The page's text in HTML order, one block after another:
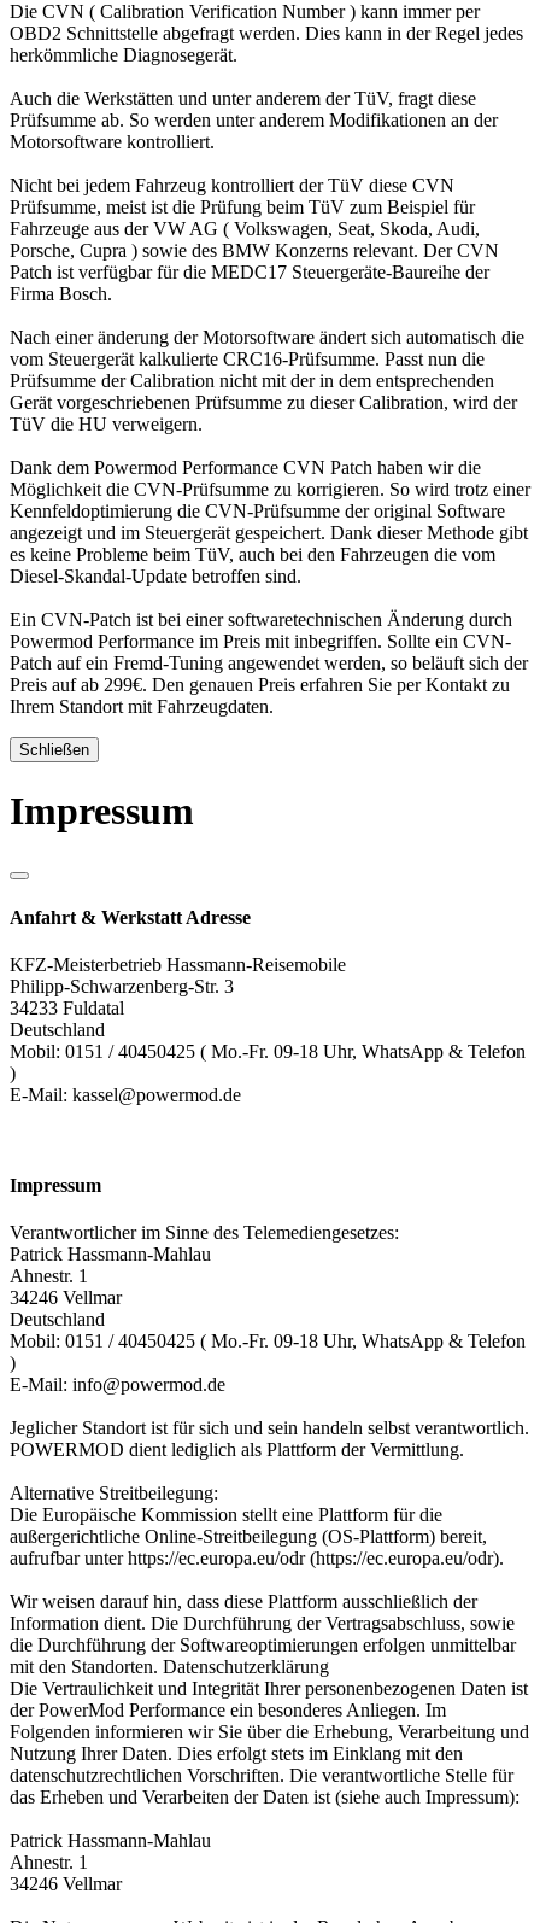
Die CVN ( Calibration Verification Number ) kann immer per
OBD2 Schnittstelle abgefragt werden. Dies kann in der Regel jedes
herkömmliche Diagnosegerät.
Auch die Werkstätten und unter anderem der TüV, fragt diese
Prüfsumme ab. So werden unter anderem Modifikationen an der
Motorsoftware kontrolliert.
Nicht bei jedem Fahrzeug kontrolliert der TüV diese CVN
Prüfsumme, meist ist die Prüfung beim TüV zum Beispiel für
Fahrzeuge aus der VW AG ( Volkswagen, Seat, Skoda, Audi,
Porsche, Cupra ) sowie des BMW Konzerns relevant. Der CVN
Patch ist verfügbar für die MEDC17 Steuergeräte-Baureihe der
Firma Bosch.
Nach einer änderung der Motorsoftware ändert sich automatisch die
vom Steuergerät kalkulierte CRC16-Prüfsumme. Passt nun die
Prüfsumme der Calibration nicht mit der in dem entsprechenden
Gerät vorgeschriebenen Prüfsumme zu dieser Calibration, wird der
TüV die HU verweigern.
Dank dem Powermod Performance CVN Patch haben wir die
Möglichkeit die CVN-Prüfsumme zu korrigieren. So wird trotz einer
Kennfeldoptimierung die CVN-Prüfsumme der original Software
angezeigt und im Steuergerät gespeichert. Dank dieser Methode gibt
es keine Probleme beim TüV, auch bei den Fahrzeugen die vom
Diesel-Skandal-Update betroffen sind.
Ein CVN-Patch ist bei einer softwaretechnischen Änderung durch
Powermod Performance im Preis mit inbegriffen. Sollte ein CVN-
Patch auf ein Fremd-Tuning angewendet werden, so beläuft sich der
Preis auf ab 299€. Den genauen Preis erfahren Sie per Kontakt zu
Ihrem Standort mit Fahrzeugdaten.
Schließen
Impressum
Anfahrt & Werkstatt Adresse
KFZ-Meisterbetrieb Hassmann-Reisemobile
Philipp-Schwarzenberg-Str. 3
34233 Fuldatal
Deutschland
Mobil: 0151 / 40450425 ( Mo.-Fr. 09-18 Uhr, WhatsApp & Telefon
)
E-Mail: kassel@powermod.de
Impressum
Verantwortlicher im Sinne des Telemediengesetzes:
Patrick Hassmann-Mahlau
Ahnestr. 1
34246 Vellmar
Deutschland
Mobil: 0151 / 40450425 ( Mo.-Fr. 09-18 Uhr, WhatsApp & Telefon
)
E-Mail: info@powermod.de
Jeglicher Standort ist für sich und sein handeln selbst verantwortlich.
POWERMOD dient lediglich als Plattform der Vermittlung.
Alternative Streitbeilegung:
Die Europäische Kommission stellt eine Plattform für die
außergerichtliche Online-Streitbeilegung (OS-Plattform) bereit,
aufrufbar unter https://ec.europa.eu/odr (https://ec.europa.eu/odr).
Wir weisen darauf hin, dass diese Plattform ausschließlich der
Information dient. Die Durchführung der Vertragsabschluss, sowie
die Durchführung der Softwareoptimierungen erfolgen unmittelbar
mit den Standorten. Datenschutzerklärung
Die Vertraulichkeit und Integrität Ihrer personenbezogenen Daten ist
der PowerMod Performance ein besonderes Anliegen. Im
Folgenden informieren wir Sie über die Erhebung, Verarbeitung und
Nutzung Ihrer Daten. Dies erfolgt stets im Einklang mit den
datenschutzrechtlichen Vorschriften. Die verantwortliche Stelle für
das Erheben und Verarbeiten der Daten ist (siehe auch Impressum):
Patrick Hassmann-Mahlau
Ahnestr. 1
34246 Vellmar